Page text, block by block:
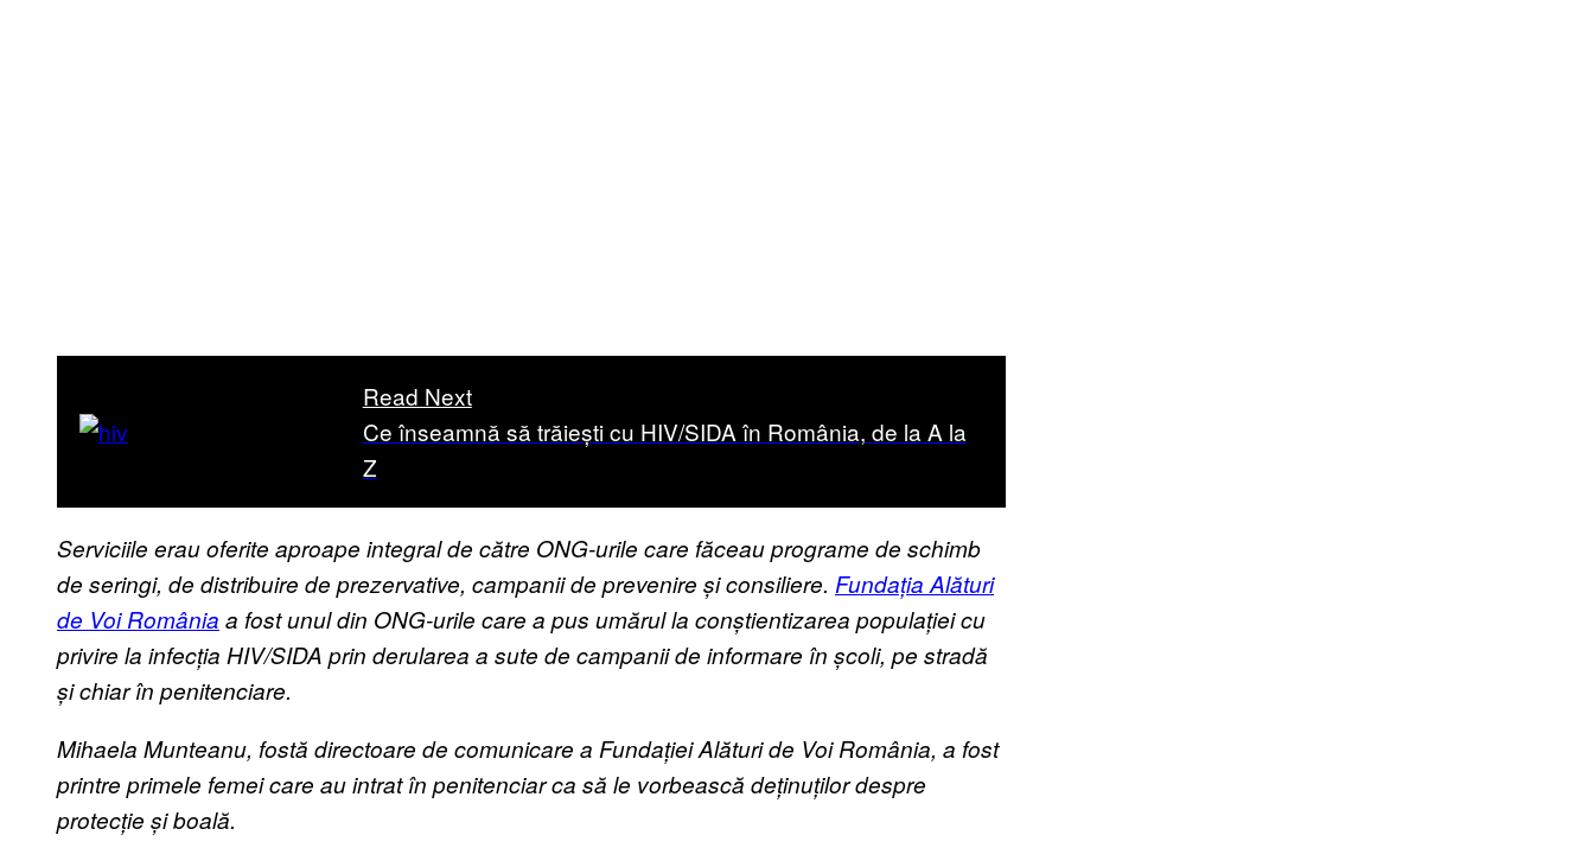
Read Next
Ce înseamnă să trăiești cu HIV/SIDA în România, de la A la
Z
Serviciile erau oferite aproape integral de către ONG-urile care făceau programe de schimb
de seringi, de distribuire de prezervative, campanii de prevenire și consiliere. Fundația Alături
de Voi România a fost unul din ONG-urile care a pus umărul la conștientizarea populației cu
privire la infecția HIV/SIDA prin derularea a sute de campanii de informare în școli, pe stradă
și chiar în penitenciare.
Mihaela Munteanu, fostă directoare de comunicare a Fundației Alături de Voi România, a fost
printre primele femei care au intrat în penitenciar ca să le vorbească deținuților despre
protecție și boală.